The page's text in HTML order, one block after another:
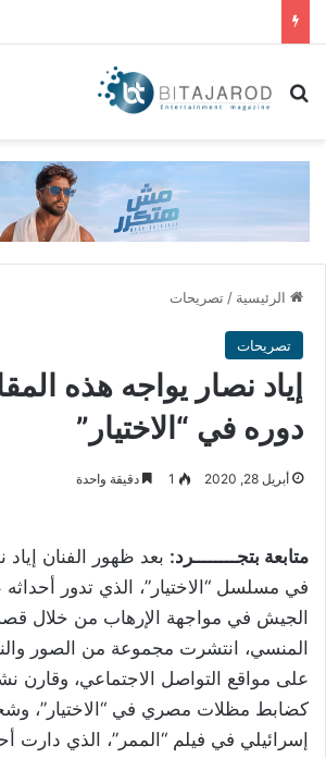
بحث عن
الرئيسية / تصريحات
تصريحات
إياد نصار يواجه هذه
دوره في “الاختيار”
أبريل 28, 2020 1 دقيقة واحدة
متابعة بتجــــــــرد: بعد ظهور الفنان
في مسلسل “الاختيار”، الذي تدور
الجيش في مواجهة الإرهاب من خلال
المنسي، انتشرت مجموعة من الصور
على مواقع التواصل الاجتماعي، وقارن
كضابط مظلات مصري في “الاختيار”،
إسرائيلي في فيلم “الممر”، الذي دارت